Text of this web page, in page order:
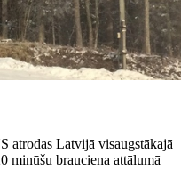
atrodas Latvijā visaugstākajā
minūšu brauciena attālumā